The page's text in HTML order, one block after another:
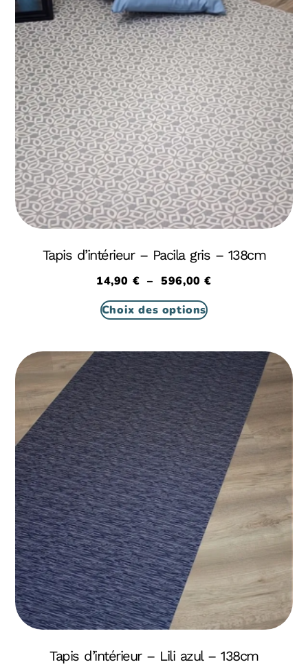
Tapis d’intérieur – Pacila gris – 138cm
14,90 € – 596,00€
Choix des options
Tapis d’intérieur – Lili azul – 138cm